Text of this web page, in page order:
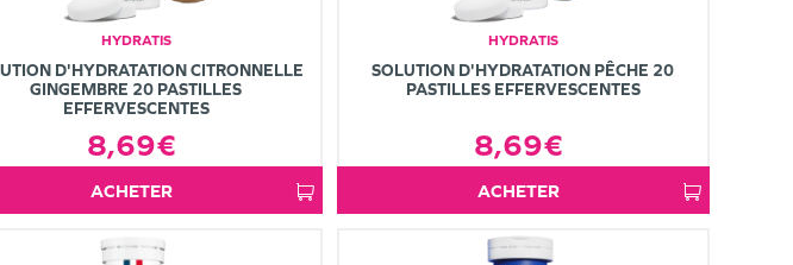
HYDRATIS
D'HYDRATATION CITRONNELLE
GINGEMBRE 20 PASTILLES
EFFERVESCENTES
8,69€
ACHETER
HYDRATIS
SOLUTION D'HYDRATATION PÊCHE 20
PASTILLES EFFERVESCENTES
8,69€
ACHETER